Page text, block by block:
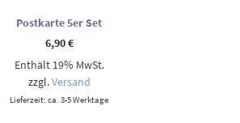
Postkarte 5er Set
6,90€
Enthält 19% MwSt.
zzgl.Versand
Lieferzeit: ca. 3-5 Werktage